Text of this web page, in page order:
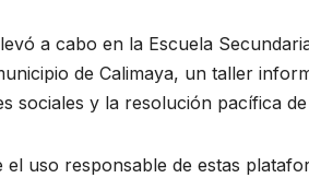
a cabo en la Escuela
de Calimaya, un taller
sociales y la resolución pacífica
el uso responsable de estas